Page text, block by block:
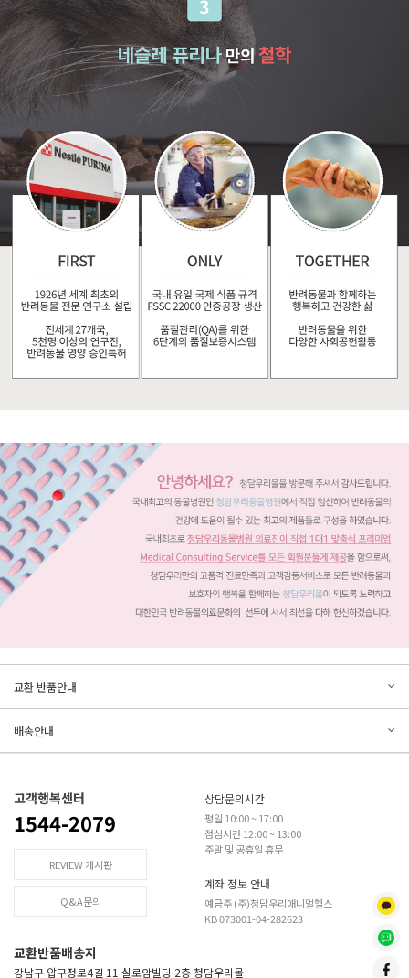
교환 반품안내
배송안내
고객행복센터
1544-2079
REVIEW 게시판
Q&A문의
상담문의시간
평일 10:00 ~ 17:00
점심시간 12:00 ~ 13:00
주말 및 공휴일 휴무
계좌 정보 안내
예금주 (주)청담우리애니멀헬스
KB 073001-04-282623
교환반품배송지
강남구 압구정로4길 11 실로암빌딩 2층 청담우리몰